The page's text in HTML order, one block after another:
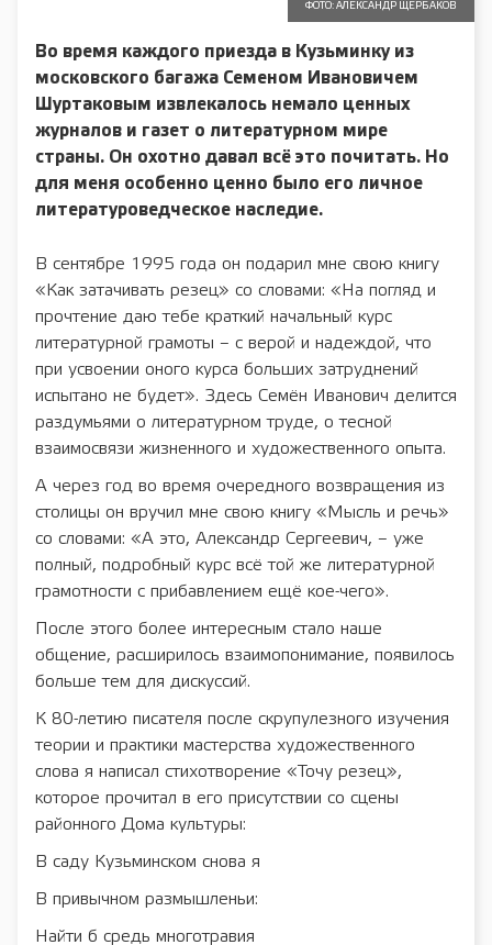
ФОТО: АЛЕКСАНДР ЩЕРБАКОВ
Во время каждого приезда в Кузьминку из
московского багажа Семеном Ивановичем
Шуртаковым извлекалось немало ценных
журналов и газет о литературном мире
страны. Он охотно давал всё это почитать. Но
для меня особенно ценно было его личное
литературоведческое наследие.
В сентябре 1995 года он подарил мне свою книгу
«Как затачивать резец» со словами: «На погляд и
прочтение даю тебе краткий начальный курс
литературной грамоты – с верой и надеждой, что
при усвоении оного курса больших затруднений
испытано не будет». Здесь Семён Иванович делится
раздумьями о литературном труде, о тесной
взаимосвязи жизненного и художественного опыта.
А через год во время очередного возвращения из
столицы он вручил мне свою книгу «Мысль и речь»
со словами: «А это, Александр Сергеевич, – уже
полный, подробный курс всё той же литературной
грамотности с прибавлением ещё кое-чего».
После этого более интересным стало наше
общение, расширилось взаимопонимание, появилось
больше тем для дискуссий.
К 80-летию писателя после скрупулезного изучения
теории и практики мастерства художественного
слова я написал стихотворение «Точу резец»,
которое прочитал в его присутствии со сцены
районного Дома культуры:
В саду Кузьминском снова я
В привычном размышленьи:
Найти б средь многотравия